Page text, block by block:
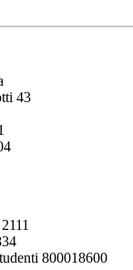
43
800018600